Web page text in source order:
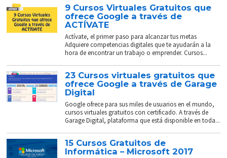
9 Cursos Virtuales Gratuitos que
ofrece Google a través de
ACTÍVATE
Actívate, el primer paso para alcanzar tus metas
Adquiere competencias digitales que te ayudarán a la
hora de encontrar un trabajo o emprender. Cursos...
23 Cursos virtuales gratuitos que
ofrece Google a través de Garage
Digital
Google ofrece para sus miles de usuarios en el mundo,
cursos virtuales gratuitos con certificado. A través de
Garage Digital, plataforma que está disponible en toda...
15 Cursos Gratuitos de
Informática – Microsoft 2017